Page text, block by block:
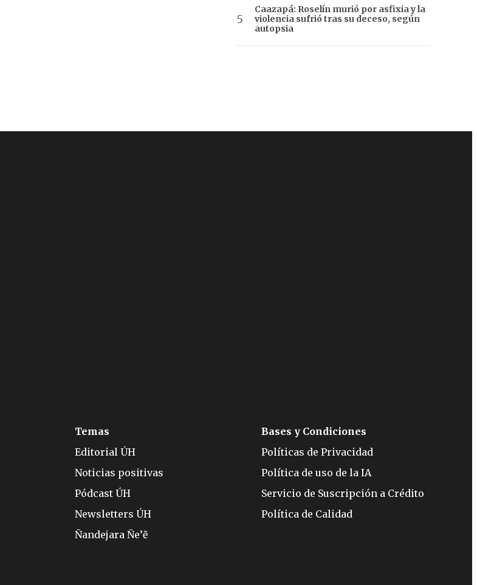
Caazapá: Roselín murió por asfixia y la
violencia sufrió tras su deceso, según
autopsia
Temas
Editorial ÚH
Noticias positivas
Pódcast ÚH
Newsletters ÚH
Ñandejara Ñe’ẽ
Bases y Condiciones
Políticas de Privacidad
Política de uso de la IA
Servicio de Suscripción a Crédito
Política de Calidad